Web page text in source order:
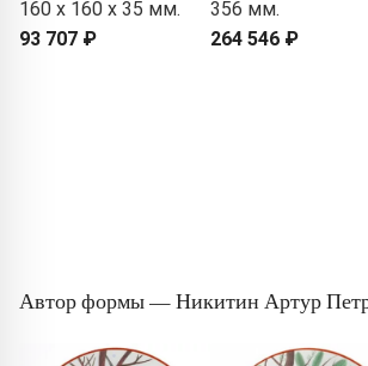
160 x 160 x 35 мм.
93 707 ₽
356 мм.
264 546 ₽
Автор формы — Никитин Артур